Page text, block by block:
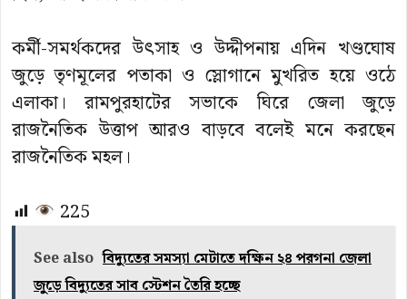
কর্মী-সমর্থকদের উৎসাহ ও উদ্দীপনায় এদিন খণ্ডঘোষ
জুড়ে তৃণমূলের পতাকা ও স্লোগানে মুখরিত হয়ে ওঠে
এলাকা। রামপুরহাটের সভাকে ঘিরে জেলা জুড়ে
রাজনৈতিক উত্তাপ আরও বাড়বে বলেই মনে করছেন
রাজনৈতিক মহল।
225
See also বিদ্যুতের সমস্যা মেটাতে দক্ষিন ২৪ পরগনা জেলা
জুড়ে বিদ্যুতের সাব স্টেশন তৈরি হচ্ছে